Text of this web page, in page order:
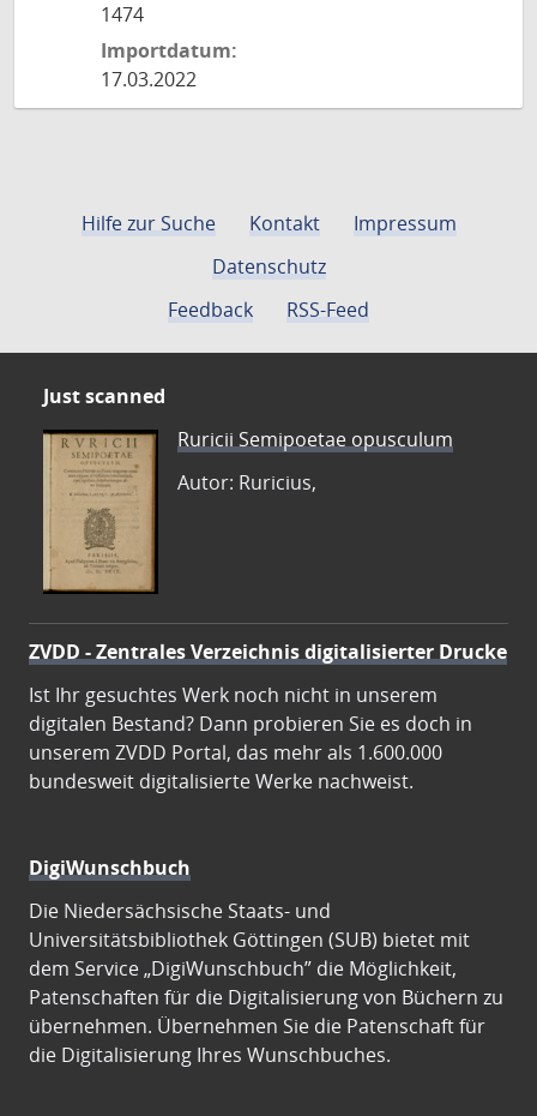
1474
Importdatum:
17.03.2022
Hilfe zur Suche Kontakt
Impressum
Datenschutz
Feedback
RSS-Feed
Just scanned
Ruricii Semipoetae opusculum
Autor: Ruricius,
ZVDD - Zentrales Verzeichnis digitalisierter Drucke
Ist Ihr gesuchtes Werk noch nicht in unserem
digitalen Bestand? Dann probieren Sie es doch in
unserem ZVDD Portal, das mehr als 1.600.000
bundesweit digitalisierte Werke nachweist.
DigiWunschbuch
Die Niedersächsische Staats- und
Universitätsbibliothek Göttingen (SUB) bietet mit
dem Service „DigiWunschbuch” die Möglichkeit,
Patenschaften für die Digitalisierung von Büchern zu
übernehmen. Übernehmen Sie die Patenschaft für
die Digitalisierung Ihres Wunschbuches.